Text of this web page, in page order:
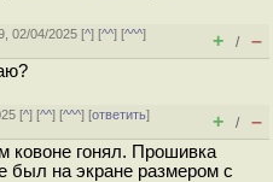
02/04/2025 [^] [^^] [^^^]
+ / –
[^] [^^] [^^^] [ответить]
+ / –
ковоне гонял. Прошивка
был на экране размером с